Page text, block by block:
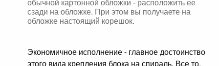
сзади на обложке. При этом вы получаете на
обложке настоящий корешок.
Экономичное исполнение - главное достоинство
этого вида крепления блока на спираль. Все то,